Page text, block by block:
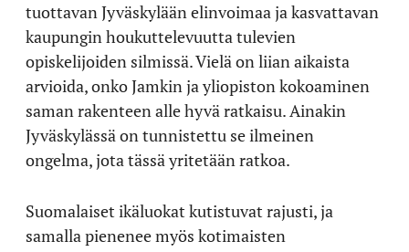
tuottavan Jyväskylään elinvoimaa ja kasvattavan
kaupungin houkuttelevuutta tulevien
opiskelijoiden silmissä. Vielä on liian aikaista
arvioida, onko Jamkin ja yliopiston kokoaminen
saman rakenteen alle hyvä ratkaisu. Ainakin
Jyväskylässä on tunnistettu se ilmeinen
ongelma, jota tässä yritetään ratkoa.
Suomalaiset ikäluokat kutistuvat rajusti, ja
samalla pienenee myös kotimaisten